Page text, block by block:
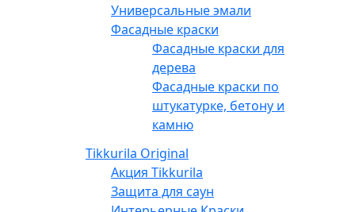
Универсальные эмали
Фасадные краски
Фасадные краски для
дерева
Фасадные краски по
штукатурке, бетону и
камню
Tikkurila Original
Акция Tikkurila
Защита для саун